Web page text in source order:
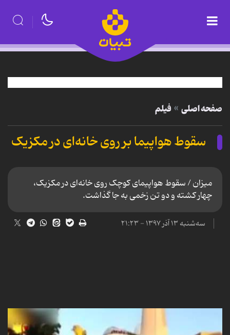
صفحه اصلی فیلم
سقوط هواپیما بر روی خانه‌ای در مکزیک
میزان / سقوط هواپیمای کوچک روی خانه‌ای در مکزیک،
چهار کشته و دو تن زخمی به جا گذاشت.
سه‌شنبه ۱۳ آذر ۱۳۹۷ - ۲۱:۲۳